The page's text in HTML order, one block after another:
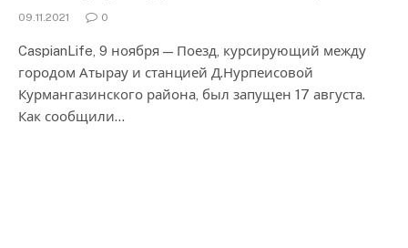
09.11.2021 0
CaspianLife, 9 ноября — Поезд, курсирующий между
городом Атырау и станцией Д.Нурпеисовой
Курмангазинского района, был запущен 17 августа.
Как сообщили…